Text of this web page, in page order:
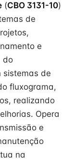
(CBO 3131-10)
de
e
do
sistemas de
fluxograma,
realizando
Opera
e
na